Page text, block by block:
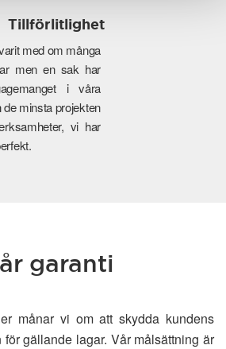
Tillförlitlighet
med om många
men en sak har
i våra
minsta projekten
vi har
garanti
månar vi om att skydda kundens
för gällande lagar. Vår målsättning är